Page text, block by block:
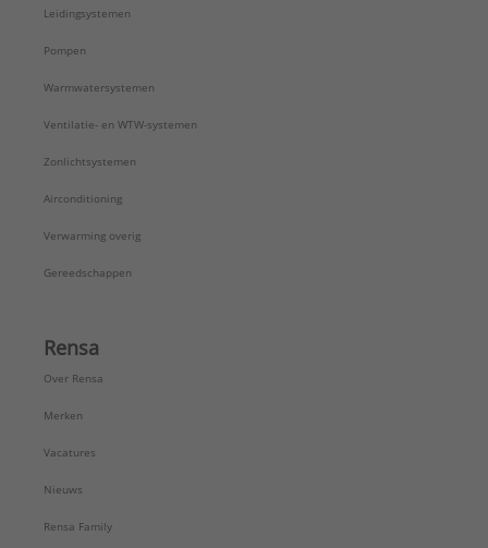
Leidingsystemen
Pompen
Warmwatersystemen
Ventilatie- en WTW-systemen
Zonlichtsystemen
Airconditioning
Verwarming overig
Gereedschappen
Rensa
Over Rensa
Merken
Vacatures
Nieuws
Rensa Family